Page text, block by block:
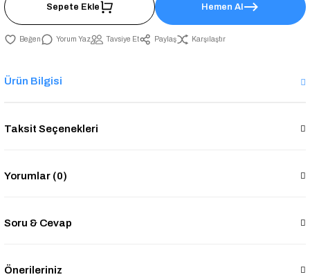
Sepete Ekle Hemen Al
Yorum Yaz Tavsiye Et Paylaş Karşılaştır
Ürün Bilgisi
Taksit Seçenekleri
Yorumlar (0)
Soru & Cevap
Önerileriniz